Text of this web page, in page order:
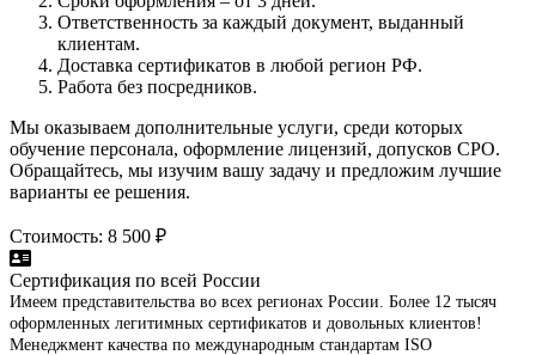
Ответственность за каждый документ, выданный
клиентам.
Доставка сертификатов в любой регион РФ.
Работа без посредников.
Мы оказываем дополнительные услуги, среди которых
обучение персонала, оформление лицензий, допусков СРО.
Обращайтесь, мы изучим вашу задачу и предложим лучшие
варианты ее решения.
Стоимость: 8 500 ₽
Сертификация по всей России
Имеем представительства во всех регионах России. Более 12 тысяч
оформленных легитимных сертификатов и довольных клиентов!
Менеджмент качества по международным стандартам ISO